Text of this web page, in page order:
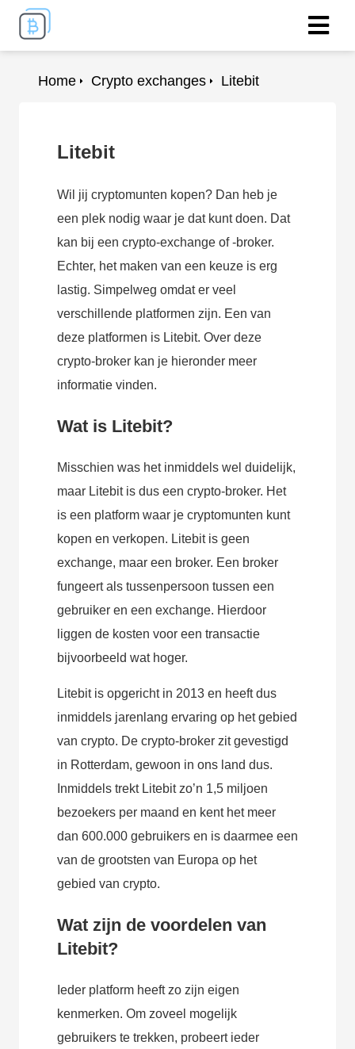
Litebit
Crypto exchanges
Home
Litebit
Wil jij cryptomunten kopen? Dan heb je
een plek nodig waar je dat kunt doen. Dat
kan bij een crypto-exchange of -broker.
Echter, het maken van een keuze is erg
lastig. Simpelweg omdat er veel
verschillende platformen zijn. Een van
deze platformen is Litebit. Over deze
crypto-broker kan je hieronder meer
informatie vinden.
Wat is Litebit?
Misschien was het inmiddels wel duidelijk,
maar Litebit is dus een crypto-broker. Het
is een platform waar je cryptomunten kunt
kopen en verkopen. Litebit is geen
exchange, maar een broker. Een broker
fungeert als tussenpersoon tussen een
gebruiker en een exchange. Hierdoor
liggen de kosten voor een transactie
bijvoorbeeld wat hoger.
Litebit is opgericht in 2013 en heeft dus
inmiddels jarenlang ervaring op het gebied
van crypto. De crypto-broker zit gevestigd
in Rotterdam, gewoon in ons land dus.
Inmiddels trekt Litebit zo’n 1,5 miljoen
bezoekers per maand en kent het meer
dan 600.000 gebruikers en is daarmee een
van de grootsten van Europa op het
gebied van crypto.
Wat zijn de voordelen van
Litebit?
Ieder platform heeft zo zijn eigen
kenmerken. Om zoveel mogelijk
gebruikers te trekken, probeert ieder